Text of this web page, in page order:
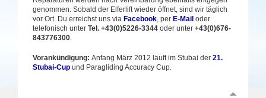
genommen. Sobald der Elferlift wieder öffnet, sind wir täglich
vor Ort. Du erreichst uns via Facebook , per E-Mail oder
telefonisch unter Tel. +43(0)5226-3344 oder unter +43(0)676-
843776300
Vorankündigung: Anfang März 2012 läuft im Stubai der 21.
Stubai-Cup und Paragliding Accuracy Cup.